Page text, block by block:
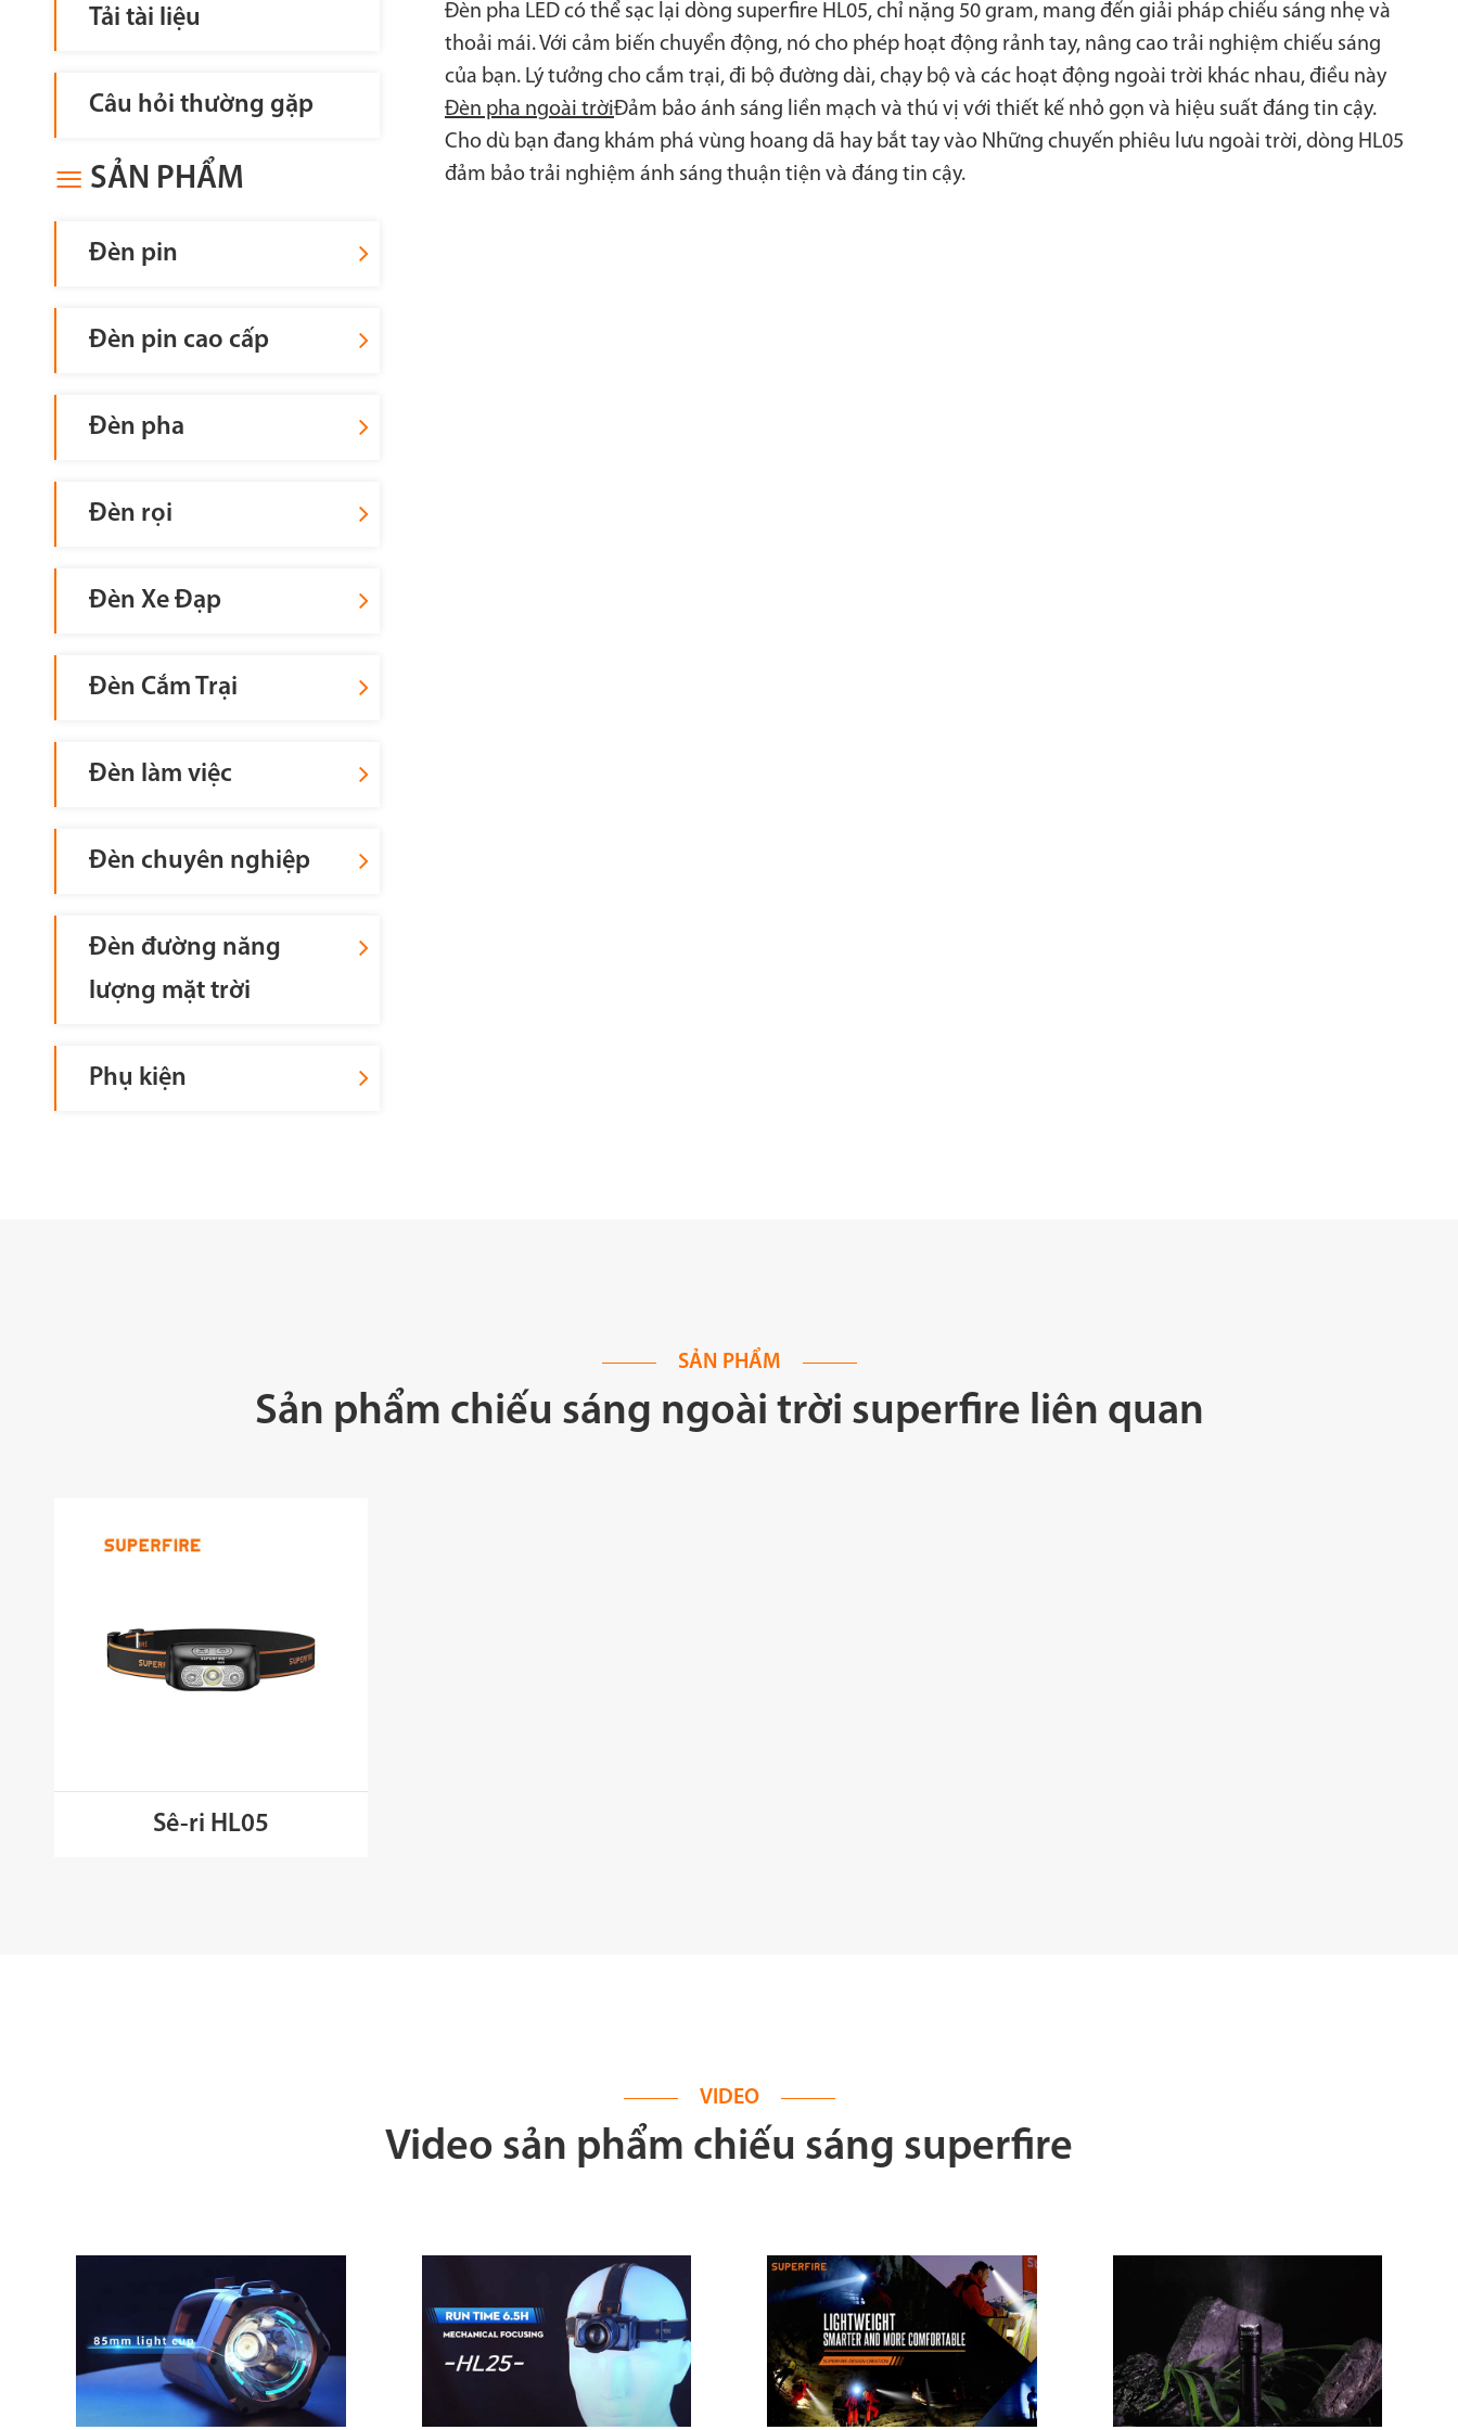
Đèn pin cao cấp Đèn pha Đèn rọi Đèn Xe Đạp
Đèn Cắm Trại Đèn làm việc
Tải tài liệu
Câu hỏi thường gặp
 SẢN PHẨM
Đèn pin
Đèn pin cao cấp
Đèn pha
Đèn rọi
Đèn Xe Đạp
Đèn Cắm Trại
Đèn làm việc
Đèn chuyên nghiệp
Đèn đường năng
lượng mặt trời
Phụ kiện
Đèn pha LED có thể sạc lại dòng superfire HL05, chỉ nặng 50 gram, mang đến giải pháp chiếu sáng nhẹ và
thoải mái. Với cảm biến chuyển động, nó cho phép hoạt động rảnh tay, nâng cao trải nghiệm chiếu sáng
của bạn. Lý tưởng cho cắm trại, đi bộ đường dài, chạy bộ và các hoạt động ngoài trời khác nhau, điều này
Đèn pha ngoài trờiĐảm bảo ánh sáng liền mạch và thú vị với thiết kế nhỏ gọn và hiệu suất đáng tin cậy.
Cho dù bạn đang khám phá vùng hoang dã hay bắt tay vào Những chuyến phiêu lưu ngoài trời, dòng HL05
đảm bảo trải nghiệm ánh sáng thuận tiện và đáng tin cậy.
SẢN PHẨM
Sản phẩm chiếu sáng ngoài trời superfire liên quan
Sê-ri HL05
VIDEO
Video sản phẩm chiếu sáng superfire